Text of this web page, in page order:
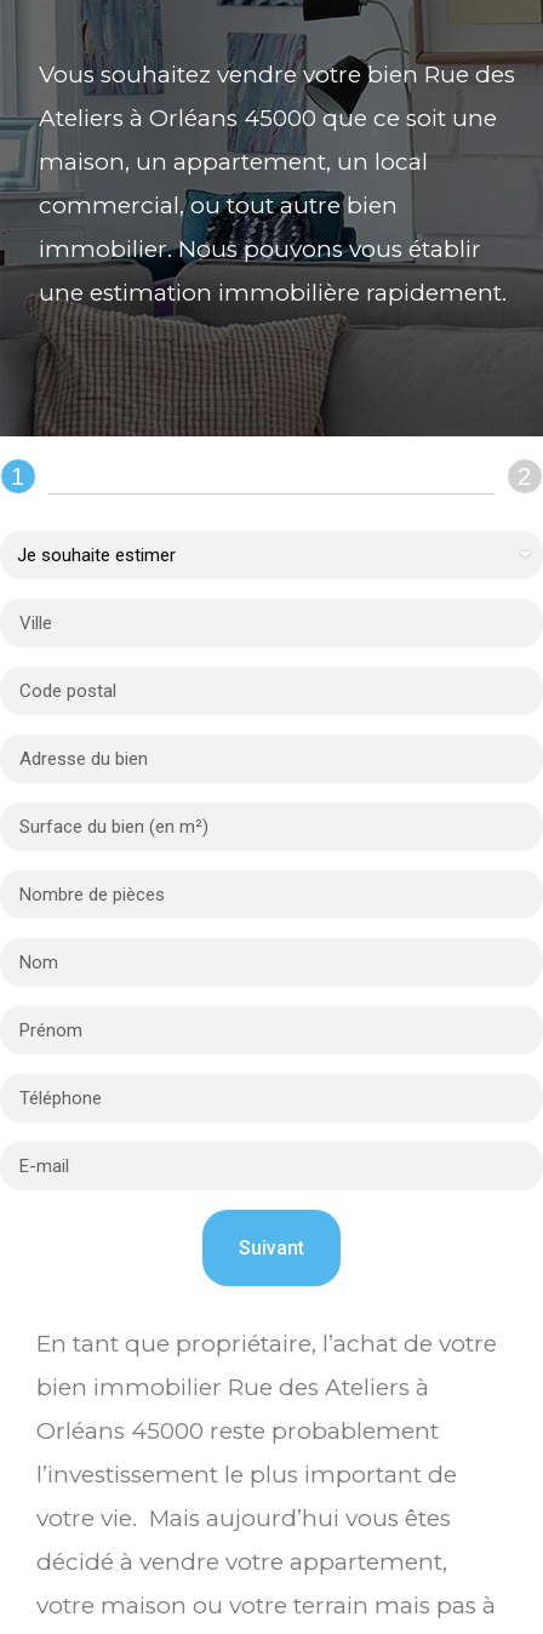
Vous souhaitez vendre votre bien Rue des
Ateliers à Orléans 45000 que ce soit une
maison, un appartement, un local
commercial, ou tout autre bien
immobilier. Nous pouvons vous établir
une estimation immobilière rapidement.
REMPLIR LE FORMULAIRE :
1 2
En tant que propriétaire, l’achat de votre
bien immobilier Rue des Ateliers à
Orléans 45000 reste probablement
l’investissement le plus important de
votre vie. Mais aujourd’hui vous êtes
décidé à vendre votre appartement,
votre maison ou votre terrain mais pas à